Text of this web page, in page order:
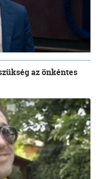
az önkéntes